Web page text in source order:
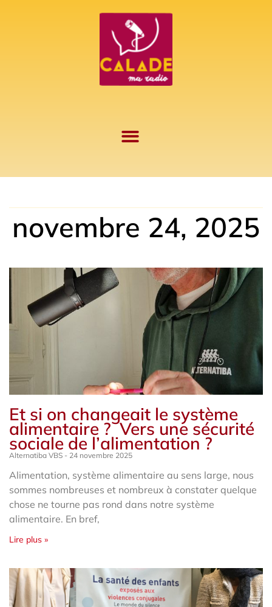
novembre 24, 2025
Et si on changeait le système
alimentaire ? Vers une sécurité
sociale de l’alimentation ?
Alternatiba VBS 24 novembre 2025
Alimentation, système alimentaire au sens large, nous
sommes nombreuses et nombreux à constater quelque
chose ne tourne pas rond dans notre système
alimentaire. En bref,
Lire plus »